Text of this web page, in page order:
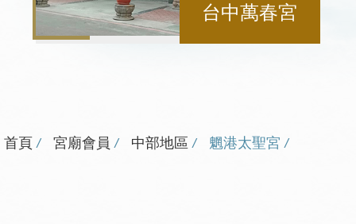
台中萬春宮
首頁 宮廟會員 中部地區 魍港太聖宮